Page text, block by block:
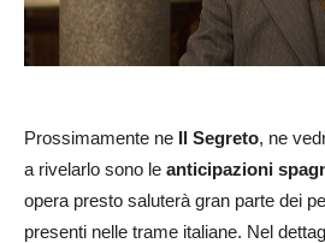
Prossimamente ne Il Segreto, ne
a rivelarlo sono le anticipazioni
opera presto saluterà gran parte dei
presenti nelle trame italiane. Nel